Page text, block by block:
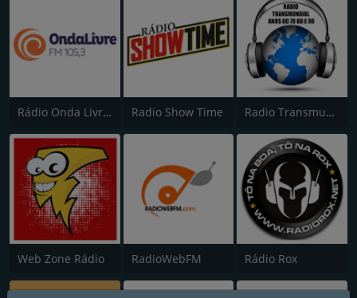
Rádio Onda Livre FM 105.3 Radio Show Time Radio Transmundial 60 70 80 e 90
Web Zone Rádio RadioWebFM Rádio Rox